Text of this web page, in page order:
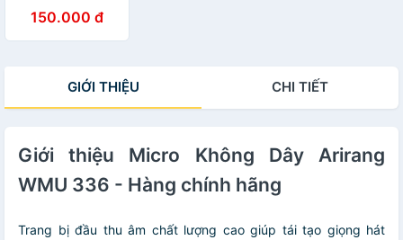
Giọng Hát
Nhẹ,Dây Dài
Của Mi 3.6
150.000 đ
GIỚI THIỆU CHI TIẾT
Giới thiệu Micro Không Dây Arirang
WMU 336 - Hàng chính hãng
Trang bị đầu thu âm chất lượng cao giúp tái tạo giọng hát